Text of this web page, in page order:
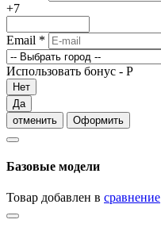
+7
Email *
Использовать бонус - Р
Нет
Да
отменить
Оформить
Базовые модели
Товар добавлен в сравнение